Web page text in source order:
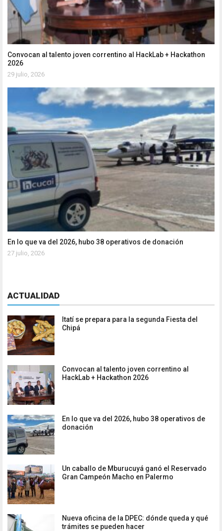
Convocan al talento joven correntino al HackLab + Hackathon
2026
29 julio, 2026
En lo que va del 2026, hubo 38 operativos de donación
27 julio, 2026
ACTUALIDAD
Itatí se prepara para la segunda Fiesta del
Chipá
Convocan al talento joven correntino al
HackLab + Hackathon 2026
En lo que va del 2026, hubo 38 operativos de
donación
Un caballo de Mburucuyá ganó el Reservado
Gran Campeón Macho en Palermo
Nueva oficina de la DPEC: dónde queda y qué
trámites se pueden hacer